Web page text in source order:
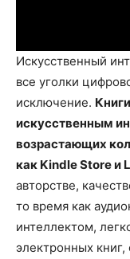
Искусственный
все уголки
исключение.
искусственным
возрастающих
как Kindle Store и
авторстве,
то время как
интеллектом,
электронных